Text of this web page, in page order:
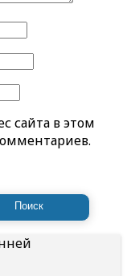
сайта в этом